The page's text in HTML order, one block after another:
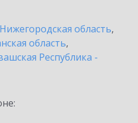
Нижегородская область,
область,
Республика -